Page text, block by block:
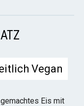
Vegan
Eis mit